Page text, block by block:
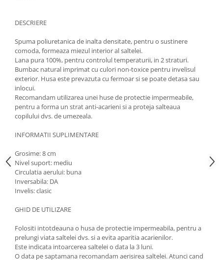
DESCRIERE
Spuma poliuretanica de inalta densitate, pentru o sustinere
comoda, formeaza miezul interior al saltelei.
Lana pura 100%, pentru controlul temperaturii, in 2 straturi.
Bumbac natural imprimat cu culori non-toxice pentru invelisul
exterior. Husa este prevazuta cu fermoar si se poate detasa sau
inlocui.
Recomandam utilizarea unei huse de protectie impermeabile,
pentru a forma un strat anti-acarieni si a proteja salteaua
copilului dvs. de umezeala.
INFORMATII SUPLIMENTARE
Grosime: 8 cm
Nivel suport: mediu
Circulatia aerului: buna
Inversabila: DA
Invelis: clasic
GHID DE UTILIZARE
Folositi intotdeauna o husa de protectie impermeabila, pentru a
prelungi viata saltelei dvs. si a evita aparitia acarienilor.
Este indicata intoarcerea saltelei o data la 3 luni.
O data pe saptamana recomandam aerisirea saltelei. Atunci cand